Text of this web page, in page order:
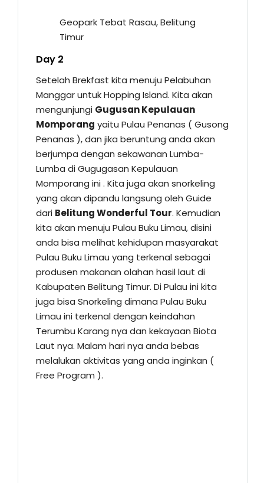
Geopark Tebat Rasau, Belitung
Timur
Day 2
Setelah Brekfast kita menuju Pelabuhan
Manggar untuk Hopping Island. Kita akan
mengunjungi Gugusan Kepulauan
Momporang yaitu Pulau Penanas ( Gusong
Penanas ), dan jika beruntung anda akan
berjumpa dengan sekawanan Lumba-
Lumba di Gugugasan Kepulauan
Momporang ini . Kita juga akan snorkeling
yang akan dipandu langsung oleh Guide
dari Belitung Wonderful Tour. Kemudian
kita akan menuju Pulau Buku Limau, disini
anda bisa melihat kehidupan masyarakat
Pulau Buku Limau yang terkenal sebagai
produsen makanan olahan hasil laut di
Kabupaten Belitung Timur. Di Pulau ini kita
juga bisa Snorkeling dimana Pulau Buku
Limau ini terkenal dengan keindahan
Terumbu Karang nya dan kekayaan Biota
Laut nya. Malam hari nya anda bebas
melalukan aktivitas yang anda inginkan (
Free Program ).